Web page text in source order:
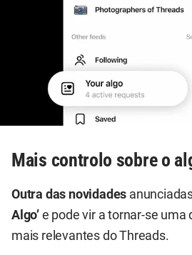
Mais controlo sobre o
Outra das novidades
Algo’ e pode vir a tornar-se uma
mais relevantes do Threads.